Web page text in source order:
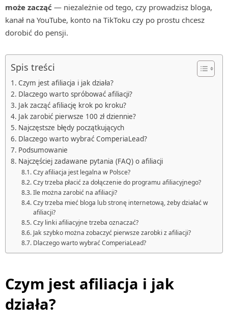
może zacząć — niezależnie od tego, czy prowadzisz bloga,
kanał na YouTube, konto na TikToku czy po prostu chcesz
dorobić do pensji.
Spis treści
Czym jest afiliacja i jak działa?
Dlaczego warto spróbować afiliacji?
Jak zacząć afiliację krok po kroku?
Jak zarobić pierwsze 100 zł dziennie?
Najczęstsze błędy początkujących
Dlaczego warto wybrać ComperiaLead?
Podsumowanie
Najczęściej zadawane pytania (FAQ) o afiliacji
Czy afiliacja jest legalna w Polsce?
Czy trzeba płacić za dołączenie do programu afiliacyjnego?
Ile można zarobić na afiliacji?
Czy trzeba mieć bloga lub stronę internetową, żeby działać w
afiliacji?
Czy linki afiliacyjne trzeba oznaczać?
Jak szybko można zobaczyć pierwsze zarobki z afiliacji?
Dlaczego warto wybrać ComperiaLead?
Czym jest afiliacja i jak
działa?